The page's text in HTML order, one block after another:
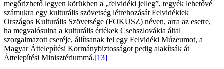
megőrizhető legyen körükben a „felvidéki jelleg”, tegyék lehetővé
számukra egy kulturális szövetség létrehozását Felvidékiek
Országos Kulturális Szövetsége (FOKUSZ) néven, arra az esetre,
ha megvalósulna a kulturális értékek Csehszlovákia által
szorgalmazott cseréje, állítsanak fel egy Felvidéki Múzeumot, a
Magyar Áttelepítési Kormánybiztosságot pedig alakítsák át
Áttelepítési Minisztériummá.[13]